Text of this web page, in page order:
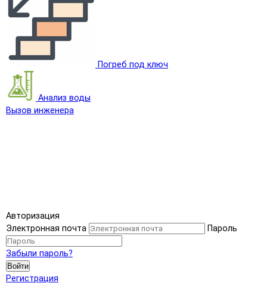
Погреб под ключ
Анализ воды
Вызов инженера
Авторизация
Электронная почта
Пароль
Забыли пароль?
Войти
Регистрация